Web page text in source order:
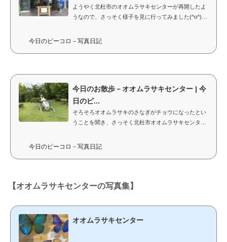
ようやく北杜市のオオムラサキセンターが再開したよ
うなので、さっそく様子を見に行ってみました(^o^)丿
にはカブトムシが 入館す...
今日のピーコロ－写真日記
今日のお散歩－オオムラサキセンター | 今
日のピ...
そろそろオオムラサキのさなぎがチョウになったとい
うことを聞き、さっそく北杜市オオムラサキセンター
ず、ほとんど貸し切り状態？で...
今日のピーコロ－写真日記
【オオムラサキセンターの写真集】
オオムラサキセンター